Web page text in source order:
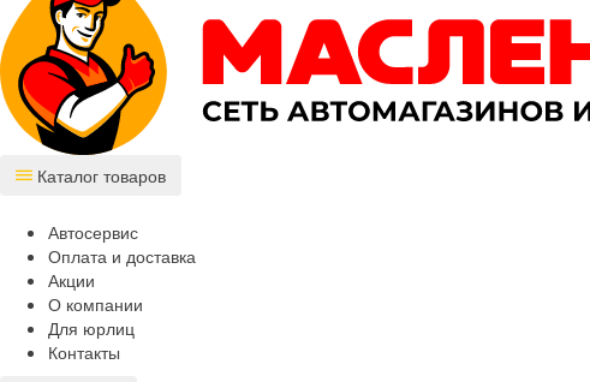
Каталог товаров
Автосервис
Оплата и доставка
Акции
О компании
Для юрлиц
Контакты